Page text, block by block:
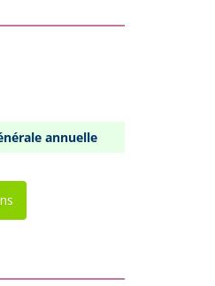
annuelle